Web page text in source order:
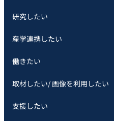
研究したい
産学連携したい
働きたい
取材したい/ 画像を利用したい
支援したい